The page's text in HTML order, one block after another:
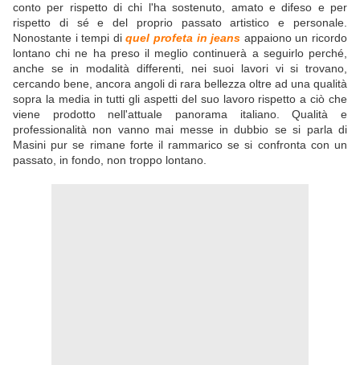
conto per rispetto di chi l'ha sostenuto, amato e difeso e per
rispetto di sé e del proprio passato artistico e personale.
Nonostante i tempi diquel profeta in jeans appaiono un ricordo
lontano chi ne ha preso il meglio continuerà a seguirlo perché,
anche se in modalità differenti, nei suoi lavori vi si trovano,
cercando bene, ancora angoli di rara bellezza oltre ad una qualità
sopra la media in tutti gli aspetti del suo lavoro rispetto a ciò che
viene prodotto nell'attuale panorama italiano. Qualità e
professionalità non vanno mai messe in dubbio se si parla di
Masini pur se rimane forte il rammarico se si confronta con un
passato, in fondo, non troppo lontano.